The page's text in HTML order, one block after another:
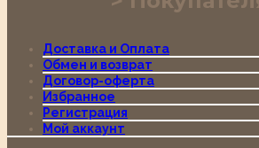
Доставка и Оплата
Обмен и возврат
Договор-оферта
Избранное
Регистрация
Мой аккаунт